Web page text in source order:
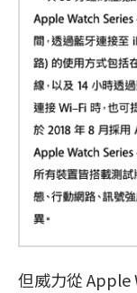
但威力從 Apple